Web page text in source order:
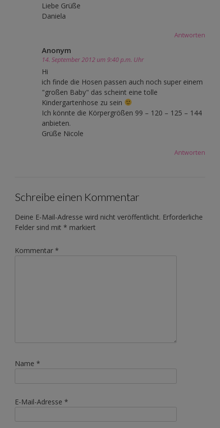
Liebe Grüße
Daniela
Antworten
Anonym
14. September 2012 um 9:40 p.m. Uhr
Hi
ich finde die Hosen passen auch noch super einem
"großen Baby" das scheint eine tolle
Kindergartenhose zu sein
Ich könnte die Körpergrößen 99 – 120 – 125 – 144
anbieten.
Grüße Nicole
Antworten
Schreibe einen Kommentar
Deine E-Mail-Adresse wird nicht veröffentlicht. Erforderliche
Felder sind mit * markiert
Kommentar *
Name *
E-Mail-Adresse *